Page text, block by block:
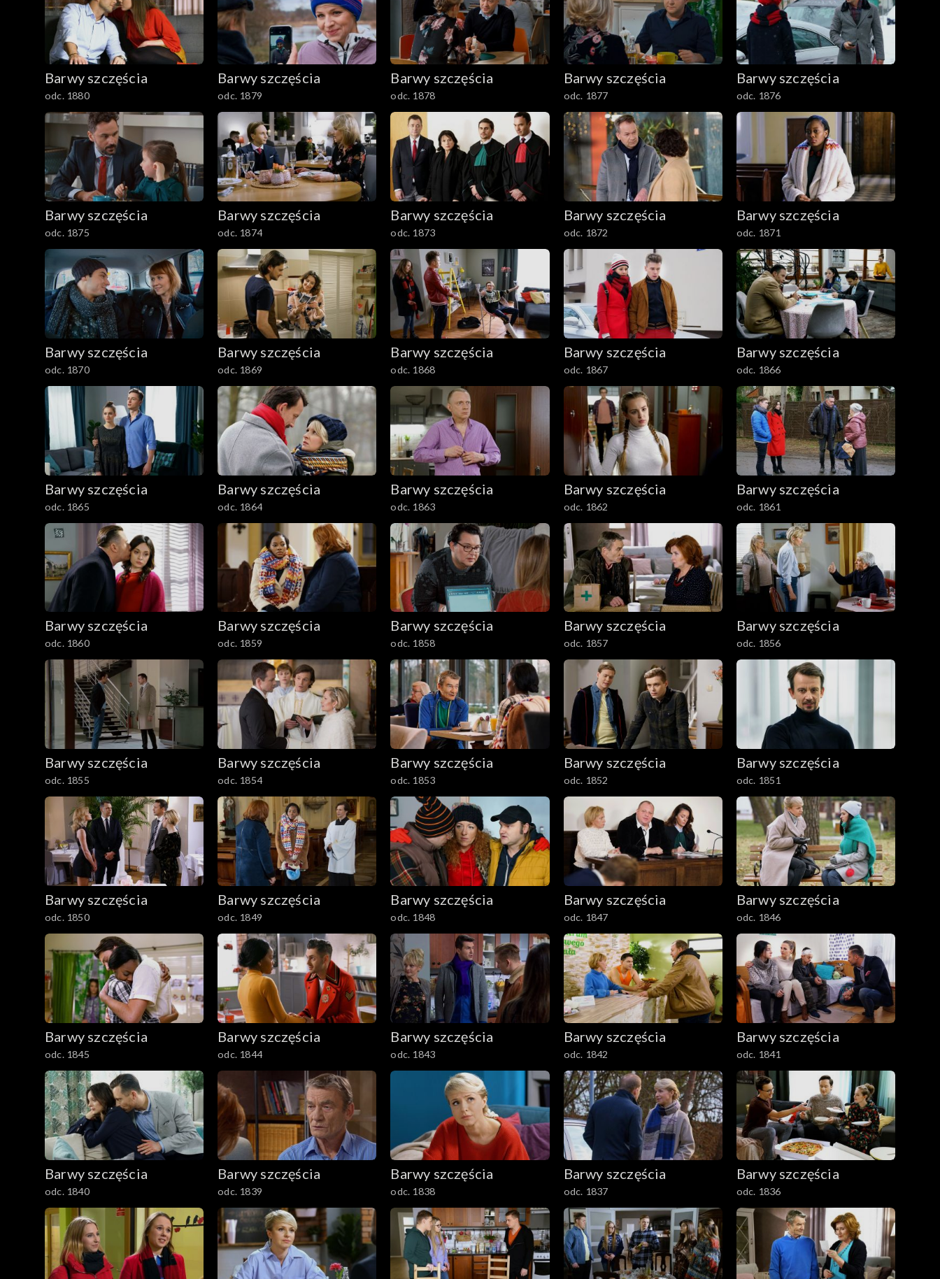
1601–1700
1501–1600
1401–1500
1301–1400
1201–1300
1101–1200
1001–1100
901–1000
801–900
782–800
Barwy szczęścia
odc. 1880
Barwy szczęścia
odc. 1879
Barwy szczęścia
odc. 1878
Barwy szczęścia
odc. 1877
Barwy szczęścia
odc. 1876
Barwy szczęścia
odc. 1875
Barwy szczęścia
odc. 1874
Barwy szczęścia
odc. 1873
Barwy szczęścia
odc. 1872
Barwy szczęścia
odc. 1871
Barwy szczęścia
odc. 1870
Barwy szczęścia
odc. 1869
Barwy szczęścia
odc. 1868
Barwy szczęścia
odc. 1867
Barwy szczęścia
odc. 1866
Barwy szczęścia
odc. 1865
Barwy szczęścia
odc. 1864
Barwy szczęścia
odc. 1863
Barwy szczęścia
odc. 1862
Barwy szczęścia
odc. 1861
Barwy szczęścia
odc. 1860
Barwy szczęścia
odc. 1859
Barwy szczęścia
odc. 1858
Barwy szczęścia
odc. 1857
Barwy szczęścia
odc. 1856
Barwy szczęścia
odc. 1855
Barwy szczęścia
odc. 1854
Barwy szczęścia
odc. 1853
Barwy szczęścia
odc. 1852
Barwy szczęścia
odc. 1851
Barwy szczęścia
odc. 1850
Barwy szczęścia
odc. 1849
Barwy szczęścia
odc. 1848
Barwy szczęścia
odc. 1847
Barwy szczęścia
odc. 1846
Barwy szczęścia
odc. 1845
Barwy szczęścia
odc. 1844
Barwy szczęścia
odc. 1843
Barwy szczęścia
odc. 1842
Barwy szczęścia
odc. 1841
Barwy szczęścia
odc. 1840
Barwy szczęścia
odc. 1839
Barwy szczęścia
odc. 1838
Barwy szczęścia
odc. 1837
Barwy szczęścia
odc. 1836